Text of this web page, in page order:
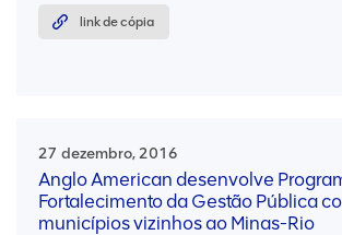
link de cópia
27 dezembro, 2016
Anglo American desenvolve
Fortalecimento da Gestão Pública
municípios vizinhos ao Minas-Rio